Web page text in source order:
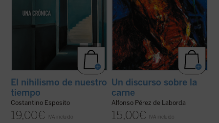
El nihilismo de nuestro
tiempo
Costantino Esposito
19,00€ IVA incluido
Un discurso sobre la
carne
Alfonso Pérez de Laborda
15,00€ IVA incluido